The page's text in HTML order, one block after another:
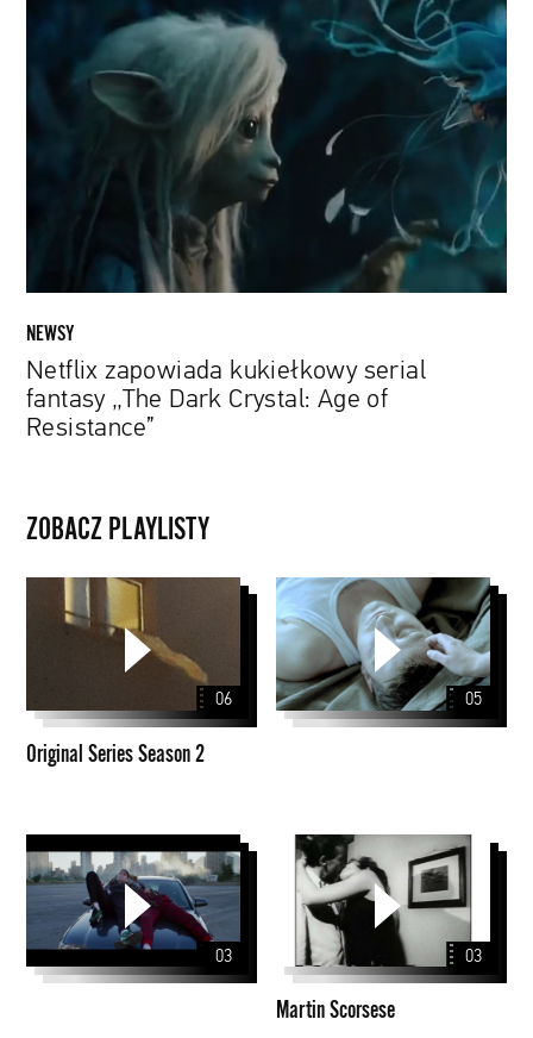
kukiełkowy
Resistance”
NEWSY
Netflix zapowiada kukiełkowy serial
fantasy „The Dark Crystal: Age of
Resistance”
ZOBACZ PLAYLISTY
Original
06
Original Series Season 2
05
03
Martin
Scorsese
03
Martin Scorsese